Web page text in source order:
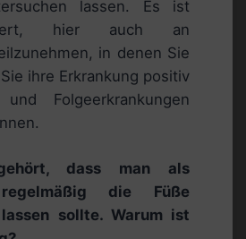
lassen. Es ist
hier auch an
in denen Sie
ihre Erkrankung positiv
Folgeerkrankungen
dass man als
die Füße
sollte. Warum ist